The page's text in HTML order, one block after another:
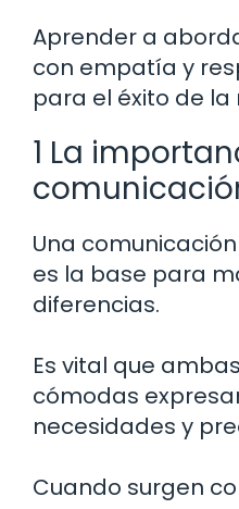
Aprender a
con empatía y
para el éxito de la
1 La
Una
es la base para
diferencias.
Es vital que
cómodas
necesidades y
Cuando surgen